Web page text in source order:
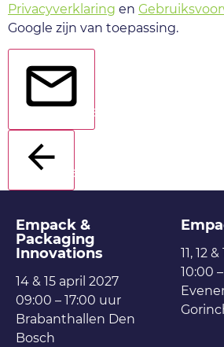
Privacyverklaring en
Google zijn van toepassing.
Verstuur
Terug
Empack &
Packaging
Innovations
14 & 15 april 2027
09:00 – 17:00 uur
Brabanthallen Den
Bosch
11, 12
10:00